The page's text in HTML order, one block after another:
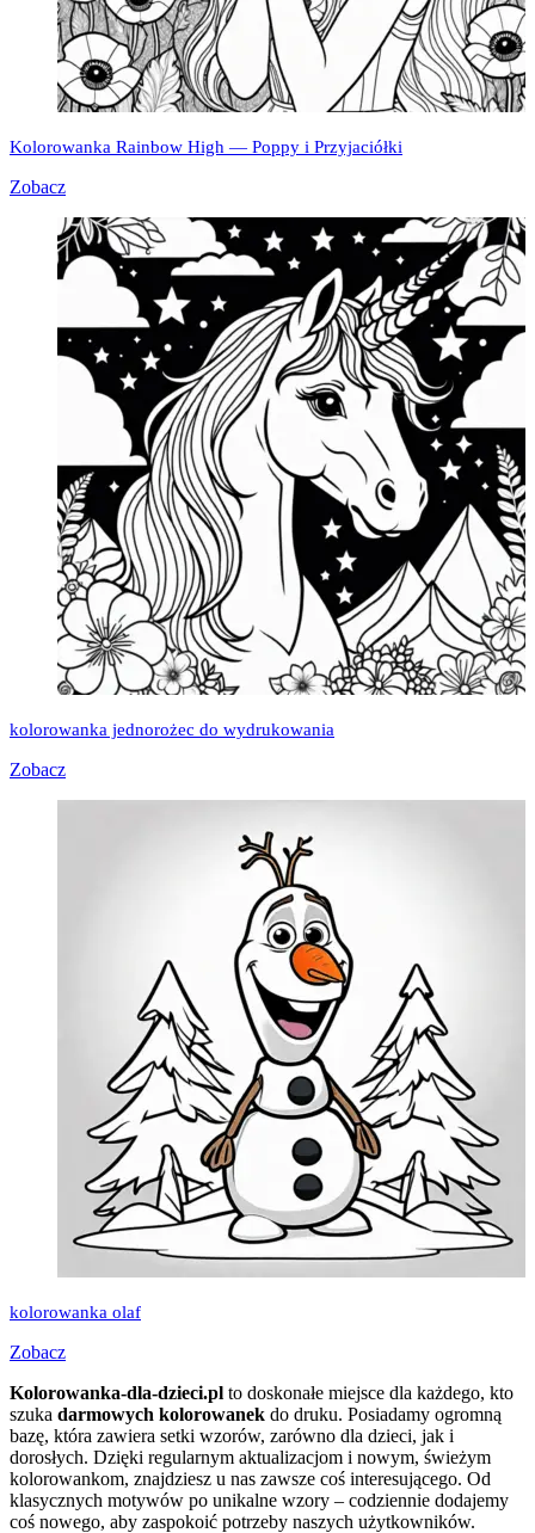
Kolorowanka Rainbow High — Poppy i Przyjaciółki
Zobacz
kolorowanka jednorożec do wydrukowania
Zobacz
kolorowanka olaf
Zobacz
Kolorowanka-dla-dzieci.pl to doskonałe miejsce dla każdego, kto
szuka darmowych kolorowanek do druku. Posiadamy ogromną
bazę, która zawiera setki wzorów, zarówno dla dzieci, jak i
dorosłych. Dzięki regularnym aktualizacjom i nowym, świeżym
kolorowankom, znajdziesz u nas zawsze coś interesującego. Od
klasycznych motywów po unikalne wzory – codziennie dodajemy
coś nowego, aby zaspokoić potrzeby naszych użytkowników.